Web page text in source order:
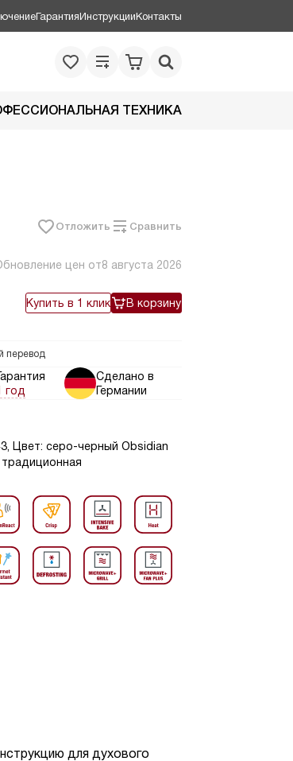
ГарантияИнструкцииКонтакты
ТЕХНИКА
Отложить Сравнить
цен от8 августа 2026
Купить в 1 клик В корзину
перевод
год
Сделано в
Германии
Цвет: серо-черный Obsidian
для духового